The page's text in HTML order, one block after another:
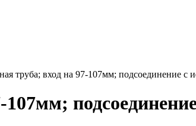
труба; вход на 97-107мм; подсоединение с